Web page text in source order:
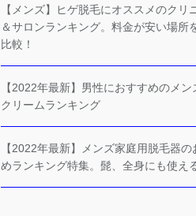
【メンズ】ヒゲ脱毛にオススメのクリ
＆サロンランキング。料金が安い場所
比較！
【2022年最新】男性におすすめのメン
クリームランキング
【2022年最新】メンズ家庭用脱毛器の
めランキング特集。髭、全身にも使え